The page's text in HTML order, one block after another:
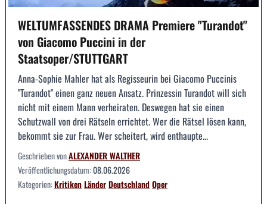
WELTUMFASSENDES DRAMA Premiere "Turandot"
von Giacomo Puccini in der
Staatsoper/STUTTGART
Anna-Sophie Mahler hat als Regisseurin bei Giacomo Puccinis
"Turandot" einen ganz neuen Ansatz. Prinzessin Turandot will sich
nicht mit einem Mann verheiraten. Deswegen hat sie einen
Schutzwall von drei Rätseln errichtet. Wer die Rätsel lösen kann,
bekommt sie zur Frau. Wer scheitert, wird enthaupte...
Geschrieben vonALEXANDER WALTHER
Veröffentlichungsdatum:08.06.2026
Kategorien:KritikenLänderDeutschlandOper